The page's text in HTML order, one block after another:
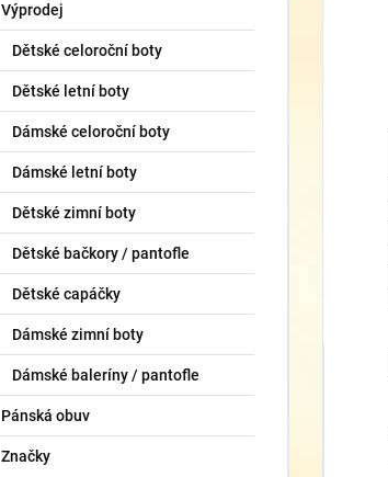
Výprodej
Dětské celoroční boty
Dětské letní boty
Dámské celoroční boty
Dámské letní boty
Dětské zimní boty
Dětské bačkory / pantofle
Dětské capáčky
Dámské zimní boty
Dámské baleríny / pantofle
Pánská obuv
Značky